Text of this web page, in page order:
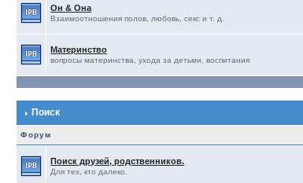
Он & Она
Взаимоотношения полов, любовь, секс и т. д.
Материнство
вопросы материнства, ухода за детьми, воспитания
Поиск
Форум
Поиск друзей, родственников.
Для тех, кто далеко.